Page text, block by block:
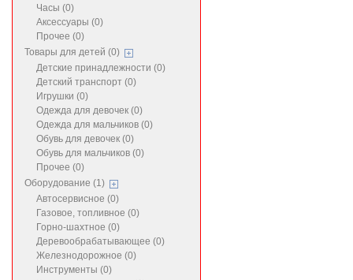
Часы (0)
Аксессуары (0)
Прочее (0)
Товары для детей (0)
Детские принадлежности (0)
Детский транспорт (0)
Игрушки (0)
Одежда для девочек (0)
Одежда для мальчиков (0)
Обувь для девочек (0)
Обувь для мальчиков (0)
Прочее (0)
Оборудование (1)
Автосервисное (0)
Газовое, топливное (0)
Горно-шахтное (0)
Деревообрабатывающее (0)
Железнодорожное (0)
Инструменты (0)